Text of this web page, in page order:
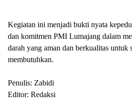
Kegiatan ini menjadi bukti nyata
dan komitmen PMI Lumajang dalam
darah yang aman dan berkualitas untuk
membutuhkan.
Penulis: Zabidi
Editor: Redaksi